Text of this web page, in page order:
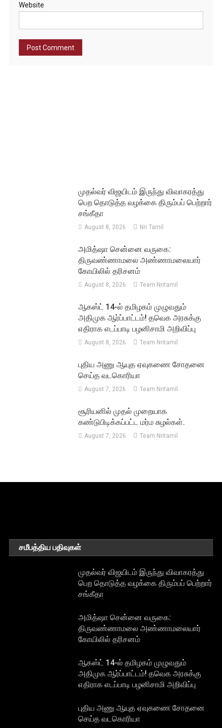
Website
முதல்வர் விஜயிடம் இருந்து விவாகரத்து
பெற தொடுத்த வழக்கை திரும்பப் பெற்றார்
சங்கீதா
August 8, 2026 Nri Tamil
அமித்ஷா சென்னை வருகை:
திருவண்ணாமலை அண்ணாமலையார்
கோயிலில் தரிசனம்
August 8, 2026 Team Nritamil
ஆகஸ்ட் 14-ல் தமிழகம் முழுவதும்
அதிமுக ஆர்ப்பாட்டம்! தவெக அரசுக்கு
எதிராக எடப்பாடி பழனிசாமி அறிவிப்பு
August 8, 2026 Team Nritamil
புதிய அணு ஆயுத ஏவுகணை சோதனை
செய்த வடகொரியா
August 7, 2026 Team Nritamil
சூரியனில் முதல் முறையாக
கண்டுபிடிக்கப்பட்ட மர்ம சுழல்கள்.
August 7, 2026 Team Nritamil
சமீபத்திய பதிவுகள்
முதல்வர் விஜயிடம் இருந்து விவாகரத்து
பெற தொடுத்த வழக்கை திரும்பப் பெற்றார்
சங்கீதா
அமித்ஷா சென்னை வருகை:
திருவண்ணாமலை அண்ணாமலையார்
கோயிலில் தரிசனம்
ஆகஸ்ட் 14-ல் தமிழகம் முழுவதும்
அதிமுக ஆர்ப்பாட்டம்! தவெக அரசுக்கு
எதிராக எடப்பாடி பழனிசாமி அறிவிப்பு
புதிய அணு ஆயுத ஏவுகணை சோதனை
செய்த வடகொரியா